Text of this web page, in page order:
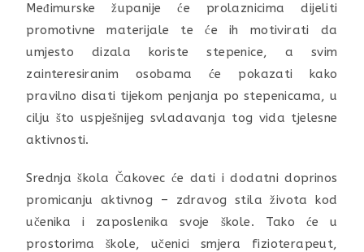
Međimurske županije će prolaznicima dijeliti
promotivne materijale te će ih motivirati da
umjesto dizala koriste stepenice, a svim
zainteresiranim osobama će pokazati kako
pravilno disati tijekom penjanja po stepenicama, u
cilju što uspješnijeg svladavanja tog vida tjelesne
aktivnosti.
Srednja škola Čakovec će dati i dodatni doprinos
promicanju aktivnog – zdravog stila života kod
učenika i zaposlenika svoje škole. Tako će u
prostorima škole, učenici smjera fizioterapeut,